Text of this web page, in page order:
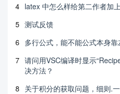
4 latex 中怎么样给第二作者加
5 测试反馈
6 多行公式，能不能公式本身靠
7 请问用VSC编译时显示
决方法？
8 关于积分的获取问题，细则.